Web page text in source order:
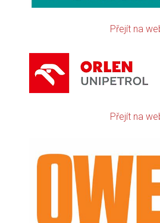
Přejít na
Přejít na